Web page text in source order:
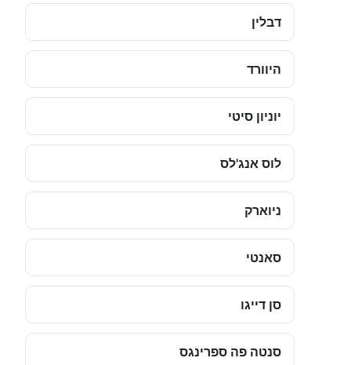
דבלין
היוורד
יוניון סיטי
לוס אנג'לס
ניוארק
סאנטי
סן דייגו
סנטה פה ספרינגס